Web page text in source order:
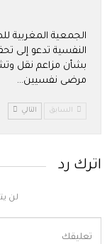
الجمعية المغربية
النفسية تدعو إلى
بشأن مزاعم نقل
مرضى نفسيين…
السابق التالي
اترك رد
لن